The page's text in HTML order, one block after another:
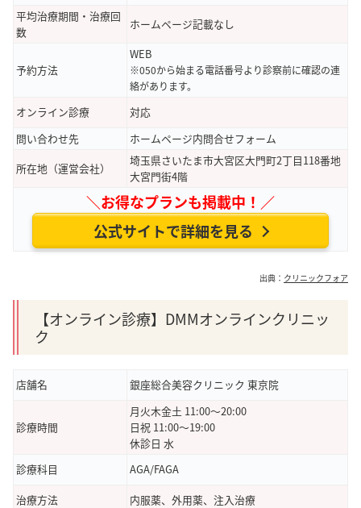
平均治療期間・治療回
数
ホームページ記載なし
予約方法
WEB
※050から始まる電話番号より診察前に確認の連
絡があります。
オンライン診療
対応
問い合わせ先
ホームページ内問合せフォーム
所在地（運営会社）
埼玉県さいたま市大宮区大門町2丁目118番地
大宮門街4階
＼お得なプランも掲載中！／
公式サイトで詳細を見る
出典： クリニックフォア
【オンライン診療】DMMオンラインクリニッ
ク
店舗名 銀座総合美容クリニック 東京院
診療時間
月火木金土 11:00～20:00
日祝 11:00～19:00
休診日 水
診療科目
AGA/FAGA
治療方法
内服薬、外用薬、注入治療